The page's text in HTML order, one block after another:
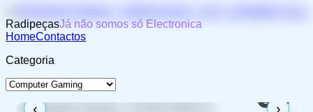
RadipeçasJá não somos só Electronica
HomeContactos
Categoria
‹ ›
1/